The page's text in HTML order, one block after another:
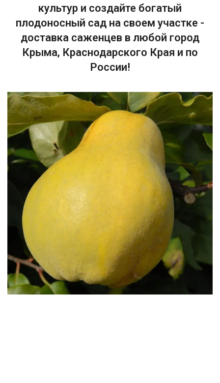
культур и создайте богатый
плодоносный сад на своем участке -
доставка саженцев в любой город
Крыма, Краснодарского Края и по
России!